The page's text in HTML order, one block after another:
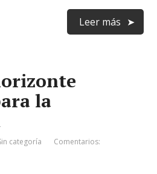
Leer más
la
categoría
Comentarios: